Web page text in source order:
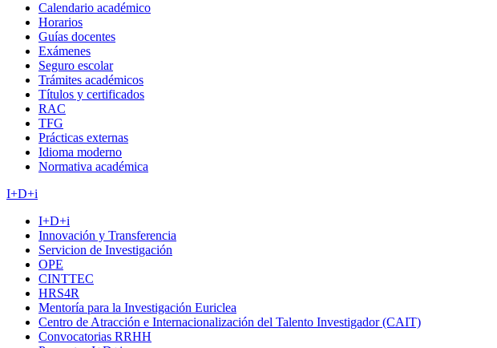
Calendario académico
Horarios
Guías docentes
Exámenes
Seguro escolar
Trámites académicos
Títulos y certificados
RAC
TFG
Prácticas externas
Idioma moderno
Normativa académica
I+D+i
I+D+i
Innovación y Transferencia
Servicion de Investigación
OPE
CINTTEC
HRS4R
Mentoría para la Investigación Euriclea
Centro de Atracción e Internacionalización del Talento Investigador (CAIT)
Convocatorias RRHH